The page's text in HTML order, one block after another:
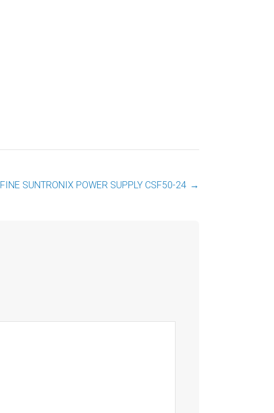
FINE SUNTRONIX POWER SUPPLY CSF50-24 →